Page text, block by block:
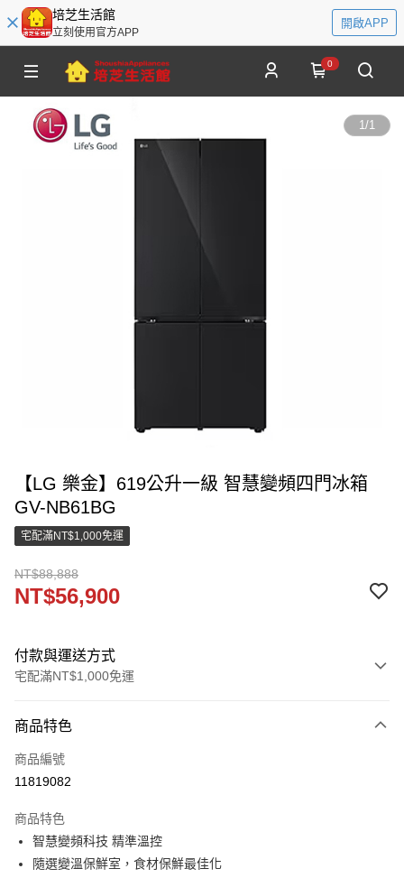
培芝生活館
立刻使用官方APP
開啟APP
0
1/1
【LG 樂金】619公升一級 智慧變頻四門冰箱
GV-NB61BG
宅配滿NT$1,000免運
NT$88,888
NT$56,900
付款與運送方式
宅配滿NT$1,000免運
信用卡一次付款
LINE Pay
悠遊付
ATM付款
商品特色
商品編號
11819082
商品特色
智慧變頻科技 精準溫控
隨選變溫保鮮室，食材保鮮最佳化